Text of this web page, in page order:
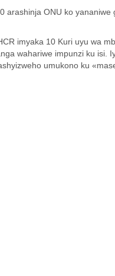
imyaka 10 Kuri uyu wa
wahariwe impunzi ku isi.
umukono ku